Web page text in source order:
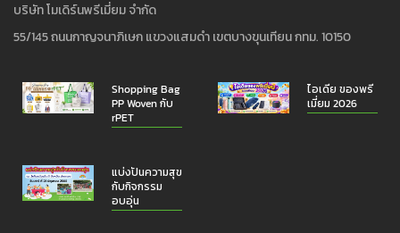
บริษัท โมเดิร์นพรีเมี่ยม จำกัด
55/145 ถนนกาญจนาภิเษก แขวงแสมดำ เขตบางขุนเทียน กทม. 10150
Shopping Bag
PP Woven กับ
rPET
ไอเดีย ของพรี
เมี่ยม 2026
แบ่งปันความสุข
กับกิจกรรม
อบอุ่น